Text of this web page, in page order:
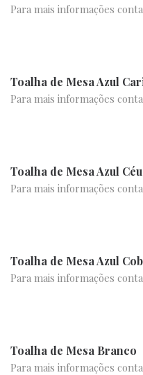
Para mais informações
Toalha de Mesa Azul
Para mais informações
Toalha de Mesa Azul Céu
Para mais informações
Toalha de Mesa Azul
Para mais informações
Toalha de Mesa Branco
Para mais informações